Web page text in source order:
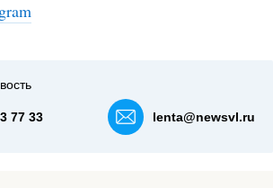
77 33 lenta@newsvl.ru